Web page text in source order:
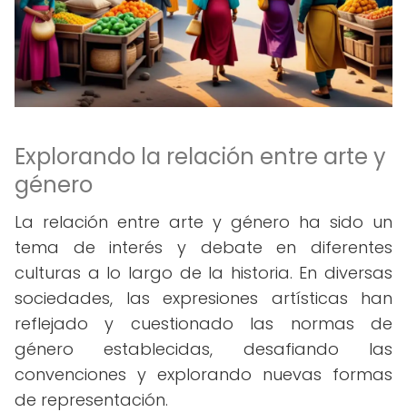
Explorando la relación entre arte y
género
La relación entre arte y género ha sido un
tema de interés y debate en diferentes
culturas a lo largo de la historia. En diversas
sociedades, las expresiones artísticas han
reflejado y cuestionado las normas de
género establecidas, desafiando las
convenciones y explorando nuevas formas
de representación.